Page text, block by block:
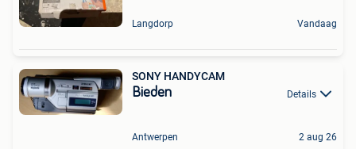
Langdorp Vandaag
SONY HANDYCAM
Bieden Details
Antwerpen 2 aug 26